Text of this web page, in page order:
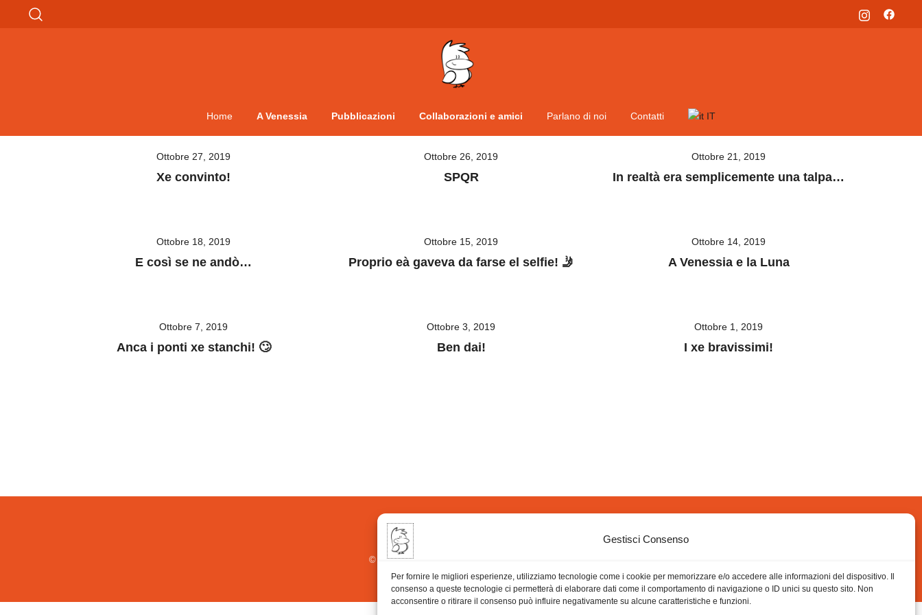
Gestisci Consenso
Per fornire le migliori esperienze, utilizziamo tecnologie come i cookie per memorizzare e/o accedere alle informazioni del dispositivo. Il
consenso a queste tecnologie ci permetterà di elaborare dati come il comportamento di navigazione o ID unici su questo sito. Non
acconsentire o ritirare il consenso può influire negativamente su alcune caratteristiche e funzioni.
Home A Venessia Pubblicazioni Collaborazioni e amici Parlano di noi Contatti IT
Ottobre 27, 2019
Xe convinto!
Ottobre 26, 2019
SPQR
Ottobre 21, 2019
In realtà era semplicemente una talpa…
Ottobre 18, 2019
E così se ne andò…
Ottobre 15, 2019
Proprio eà gaveva da farse el selfie! 🤳
Ottobre 14, 2019
A Venessia e la Luna
Ottobre 7, 2019
Anca i ponti xe stanchi! 🙄
Ottobre 3, 2019
Ben dai!
Ottobre 1, 2019
I xe bravissimi!
© 2026 A Venessia. Tutti i diritti sono riservati.
Sito realizzato da SpazioConico